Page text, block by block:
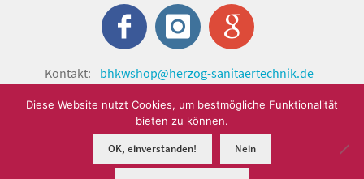
Kontakt:
bhkwshop@herzog-sanitaertechnik.de
© shop.herzog-sanitaertechnik.de 2024 by Herzog
Sanitärtechnik GmbH.
Diese Website nutzt Cookies, um bestmögliche Funktionalität
bieten zu können.
OK, einverstanden! Nein